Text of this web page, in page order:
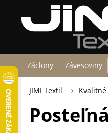
Záclony Závesoviny
JIMI Textil